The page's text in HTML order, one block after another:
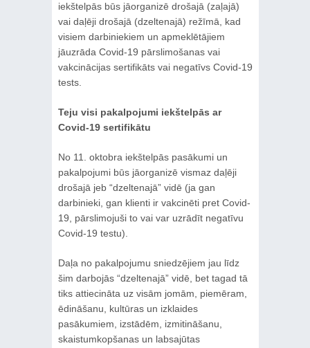
iekštelpās būs jāorganizē drošajā (zaļajā)
vai daļēji drošajā (dzeltenajā) režīmā, kad
visiem darbiniekiem un apmeklētājiem
jāuzrāda Covid-19 pārslimošanas vai
vakcinācijas sertifikāts vai negatīvs Covid-19
tests.
Teju visi pakalpojumi iekštelpās ar
Covid-19 sertifikātu
No 11. oktobra iekštelpās pasākumi un
pakalpojumi būs jāorganizē vismaz daļēji
drošajā jeb “dzeltenajā” vidē (ja gan
darbinieki, gan klienti ir vakcinēti pret Covid-
19, pārslimojuši to vai var uzrādīt negatīvu
Covid-19 testu).
Daļa no pakalpojumu sniedzējiem jau līdz
šim darbojās “dzeltenajā” vidē, bet tagad tā
tiks attiecināta uz visām jomām, piemēram,
ēdināšanu, kultūras un izklaides
pasākumiem, izstādēm, izmitināšanu,
skaistumkopšanas un labsajūtas